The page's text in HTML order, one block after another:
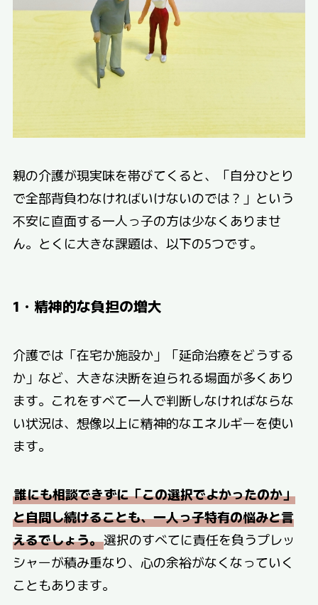
親の介護が現実味を帯びてくると、「自分ひとり
で全部背負わなければいけないのでは？」という
不安に直面する一人っ子の方は少なくありませ
ん。とくに大きな課題は、以下の5つです。
1・精神的な負担の増大
介護では「在宅か施設か」「延命治療をどうする
か」など、大きな決断を迫られる場面が多くあり
ます。これをすべて一人で判断しなければならな
い状況は、想像以上に精神的なエネルギーを使い
ます。
誰にも相談できずに「この選択でよかったのか」
と自問し続けることも、一人っ子特有の悩みと言
えるでしょう。選択のすべてに責任を負うプレッ
シャーが積み重なり、心の余裕がなくなっていく
こともあります。